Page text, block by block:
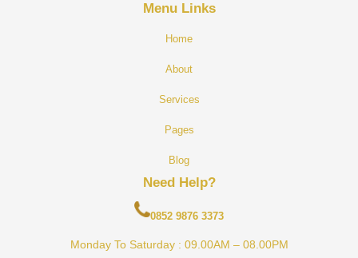
Menu Links
Home
About
Services
Pages
Blog
Need Help?
0852 9876 3373
Monday To Saturday : 09.00AM – 08.00PM